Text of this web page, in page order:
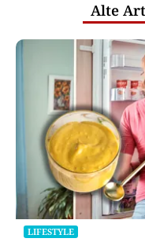
Alte
LIFESTYLE